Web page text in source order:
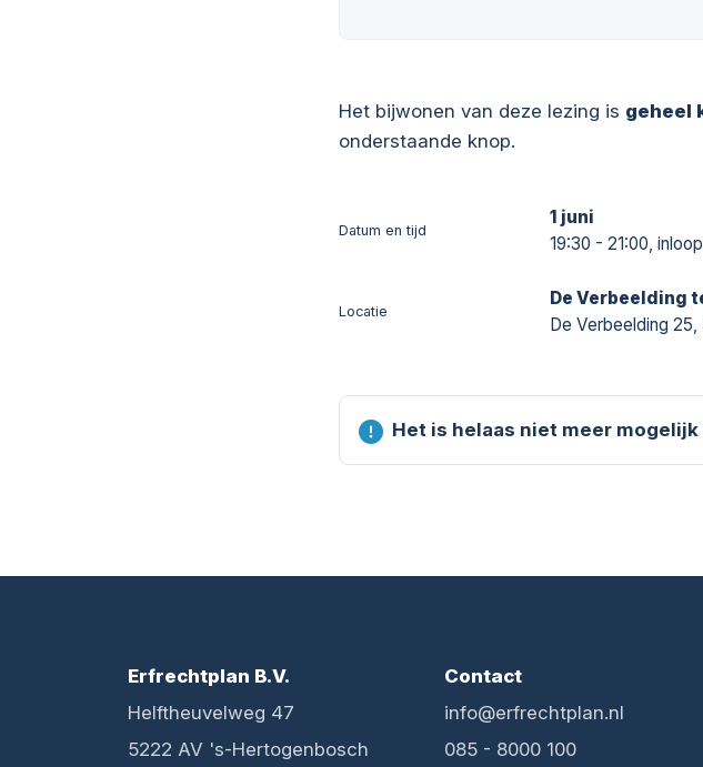
Het bijwonen van deze lezing is geheel
onderstaande knop.
Datum en tijd
1 juni
19:30 - 21:00,
Locatie
De Verbeelding
De Verbeelding
Het is helaas niet meer
Erfrechtplan B.V.
Helftheuvelweg 47
5222 AV 's-Hertogenbosch
Contact
info@erfrechtplan.nl
085 - 8000 100